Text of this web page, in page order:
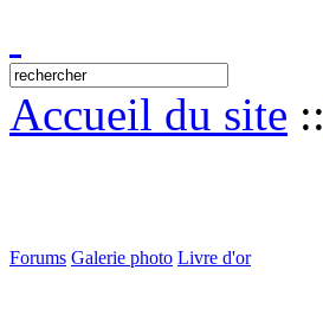
Accueil du site ::
Forums Galerie photo Livre d'or